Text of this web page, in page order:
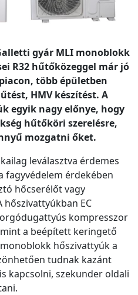
gyár MLI monoblokk
R32 hűtőközeggel már jó
több épületben
HMV készítést. A
egyik nagy előnye, hogy
hűtőköri szerelésre,
mozgatni őket.
leválasztva érdemes
fagyvédelem érdekében
hőcserélőt vagy
EC
kompresszor
a beépített keringető
hőszivattyúk a
tudnak kazánt
kapcsolni, szekunder oldali